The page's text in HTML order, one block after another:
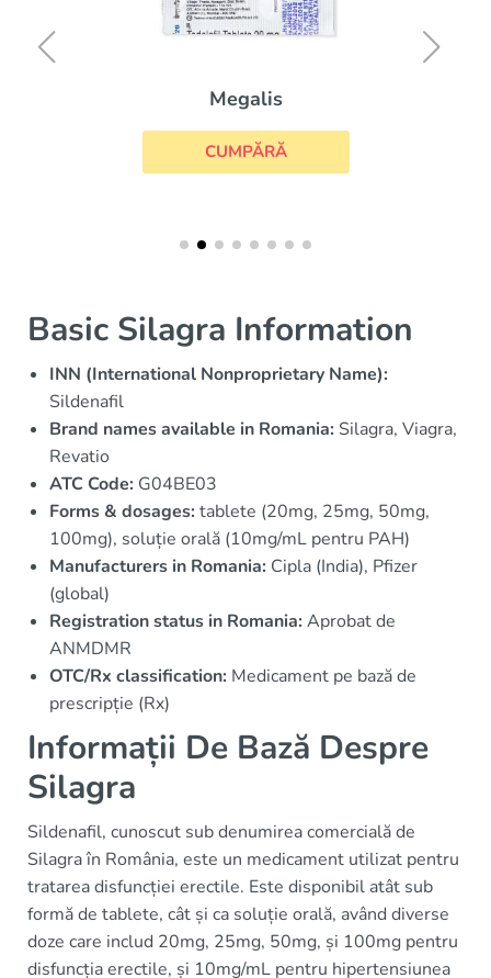
Megalis
CUMPĂRĂ
Basic Silagra Information
INN (International Nonproprietary Name):
Sildenafil
Brand names available in Romania: Silagra, Viagra,
Revatio
ATC Code: G04BE03
Forms & dosages:tablete (20mg, 25mg, 50mg,
100mg), soluție orală (10mg/mL pentru PAH)
Manufacturers in Romania: Cipla (India), Pfizer
(global)
Registration status in Romania:Aprobat de
ANMDMR
OTC/Rx classification: Medicament pe bază de
prescripție (Rx)
Informații De Bază Despre
Silagra
Sildenafil, cunoscut sub denumirea comercială de
Silagra în România, este un medicament utilizat pentru
tratarea disfuncției erectile. Este disponibil atât sub
formă de tablete, cât și ca soluție orală, având diverse
doze care includ 20mg, 25mg, 50mg, și 100mg pentru
disfuncția erectile, și 10mg/mL pentru hipertensiunea